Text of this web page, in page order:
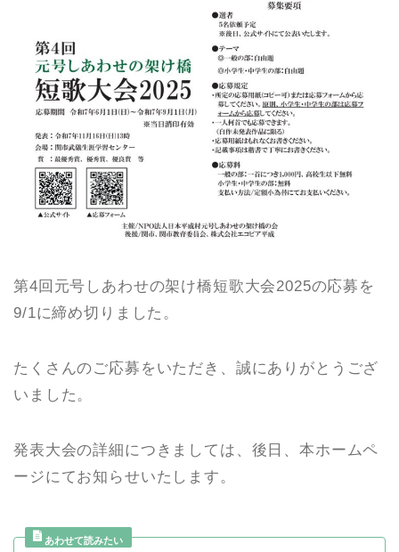
第4回元号しあわせの架け橋短歌大会2025の応募を
9/1に締め切りました。
たくさんのご応募をいただき、誠にありがとうござ
いました。
発表大会の詳細につきましては、後日、本ホームペ
ージにてお知らせいたします。